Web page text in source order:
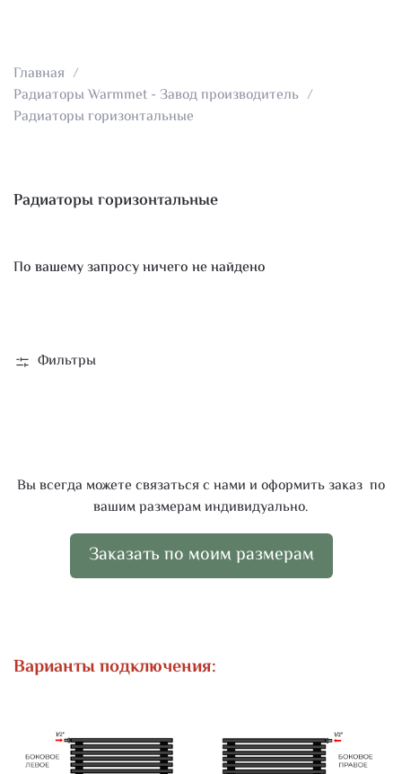
Главная
Радиаторы Warmmet - Завод производитель
Радиаторы горизонтальные
Радиаторы горизонтальные
По вашему запросу ничего не найдено
Фильтры
Вы всегда можете связаться с нами и оформить заказ по
вашим размерам индивидуально.
Заказать по моим размерам
Варианты подключения: